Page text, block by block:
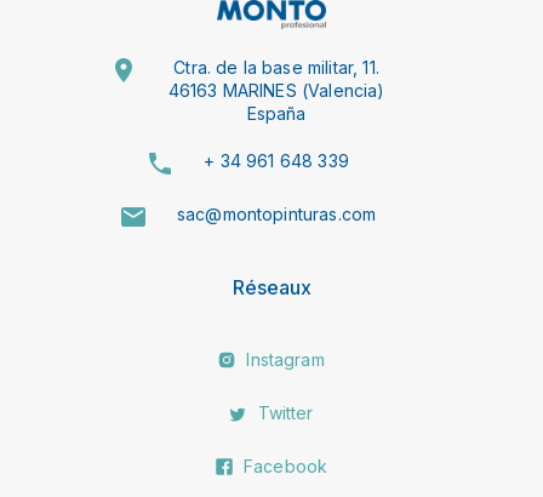
Ctra. de la base militar, 11.
46163 MARINES (Valencia)
España
+ 34 961 648 339
sac@montopinturas.com
Réseaux
Instagram
Twitter
Facebook